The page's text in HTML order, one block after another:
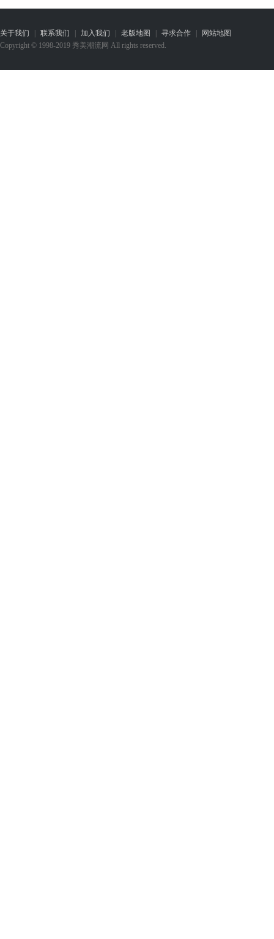
关于我们 | 联系我们 | 加入我们 | 老版地图 | 寻求合作 |
网站地图
Copyright © 1998-2019 秀美潮流网 All rights reserved.